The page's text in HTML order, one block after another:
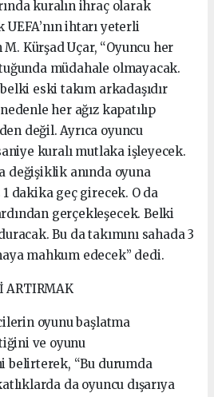
kuralın ihraç olarak
UEFA’nın ihtarı yeterli
Kürşad Uçar, “Oyuncu her
müdahale olmayacak.
eski takım arkadaşıdır
her ağız kapatılıp
değil. Ayrıca oyuncu
kuralı mutlaka işleyecek.
değişiklik anında oyuna
dakika geç girecek. O da
gerçekleşecek. Belki
Bu da takımını sahada 3
mahkum edecek” dedi.
ARTIRMAK
oyunu başlatma
ve oyunu
belirterek, “Bu durumda
da oyuncu dışarıya